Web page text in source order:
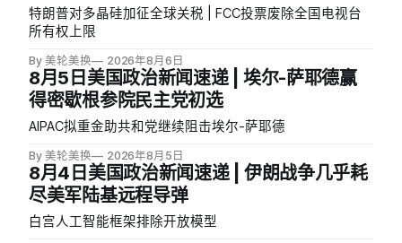
特朗普对多晶硅加征全球关税 | FCC投票废除全国电视台
所有权上限
By 美轮美换 2026年8月6日
8月5日美国政治新闻速递 | 埃尔-萨耶德赢
得密歇根参院民主党初选
AIPAC拟重金助共和党继续阻击埃尔-萨耶德
By 美轮美换 2026年8月5日
8月4日美国政治新闻速递 | 伊朗战争几乎耗
尽美军陆基远程导弹
白宫人工智能框架排除开放模型